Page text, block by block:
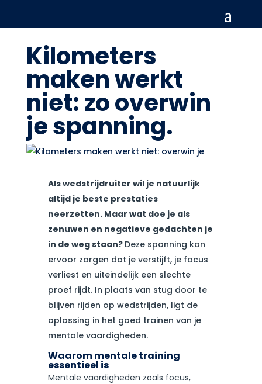
Kilometers
maken werkt
niet: zo overwin
je spanning.
Als wedstrijdruiter wil je natuurlijk
altijd je beste prestaties
neerzetten. Maar wat doe je als
zenuwen en negatieve gedachten je
in de weg staan? Deze spanning kan
ervoor zorgen dat je verstijft, je focus
verliest en uiteindelijk een slechte
proef rijdt. In plaats van stug door te
blijven rijden op wedstrijden, ligt de
oplossing in het goed trainen van je
mentale vaardigheden.
Waarom mentale training
essentieel is
Mentale vaardigheden zoals focus,